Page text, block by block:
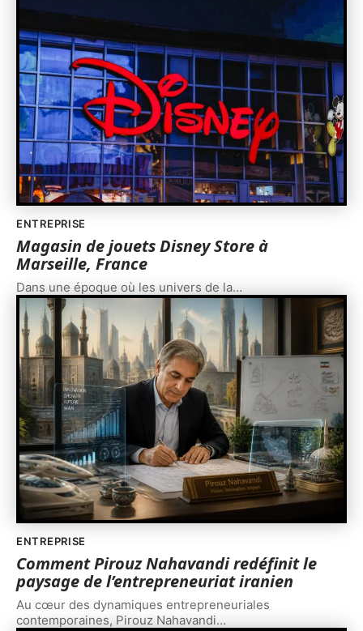
ENTREPRISE
Magasin de jouets Disney Store à
Marseille, France
Dans une époque où les univers de la…
ENTREPRISE
Comment Pirouz Nahavandi redéfinit le
paysage de l’entrepreneuriat iranien
Au cœur des dynamiques entrepreneuriales
contemporaines, Pirouz Nahavandi…